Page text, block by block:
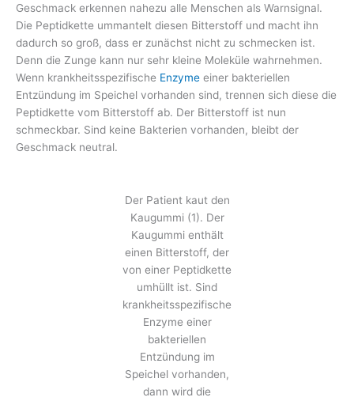
Geschmack erkennen nahezu alle Menschen als Warnsignal.
Die Peptidkette ummantelt diesen Bitterstoff und macht ihn
dadurch so groß, dass er zunächst nicht zu schmecken ist.
Denn die Zunge kann nur sehr kleine Moleküle wahrnehmen.
Wenn krankheitsspezifische Enzyme einer bakteriellen
Entzündung im Speichel vorhanden sind, trennen sich diese die
Peptidkette vom Bitterstoff ab. Der Bitterstoff ist nun
schmeckbar. Sind keine Bakterien vorhanden, bleibt der
Geschmack neutral.
Der Patient kaut den
Kaugummi (1). Der
Kaugummi enthält
einen Bitterstoff, der
von einer Peptidkette
umhüllt ist. Sind
krankheitsspezifische
Enzyme einer
bakteriellen
Entzündung im
Speichel vorhanden,
dann wird die